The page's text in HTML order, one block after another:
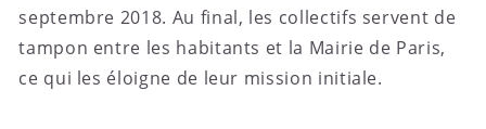
septembre 2018. Au final, les collectifs servent de
tampon entre les habitants et la Mairie de Paris,
ce qui les éloigne de leur mission initiale.